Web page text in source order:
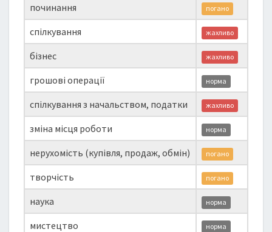
починання погано
спілкування жахливо
бізнес жахливо
грошові операції норма
спілкування з начальством, податки жахливо
зміна місця роботи норма
нерухомість (купівля, продаж, обмін) погано
творчість погано
наука норма
мистецтво норма